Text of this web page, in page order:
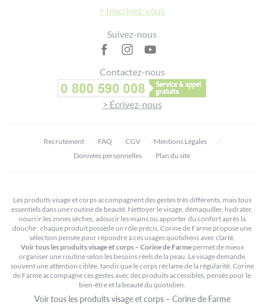
> Inscrivez-vous
Suivez-nous
Contactez-nous
> Écrivez-nous
Recrutement FAQ CGV
Mentions Légales
Données personnelles
Plan du site
Les produits visage et corps accompagnent des gestes très différents, mais tous
essentiels dans une routine de beauté. Nettoyer le visage, démaquiller, hydrater,
nourrir les zones sèches, adoucir les mains ou apporter du confort après la
douche : chaque produit possède un rôle précis. Corine de Farme propose une
sélection pensée pour répondre à ces usages quotidiens avec clarté.
Voir tous les produits visage et corps – Corine de Farmepermet de mieux
organiser une routine selon les besoins réels de la peau. Le visage demande
souvent une attention ciblée, tandis que le corps réclame de la régularité. Corine
de Farme accompagne ces gestes avec des produits accessibles, pensés pour le
bien-être et la beauté du quotidien.
Voir tous les produits visage et corps – Corine de Farme